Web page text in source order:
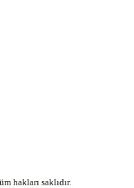
hakları saklıdır.